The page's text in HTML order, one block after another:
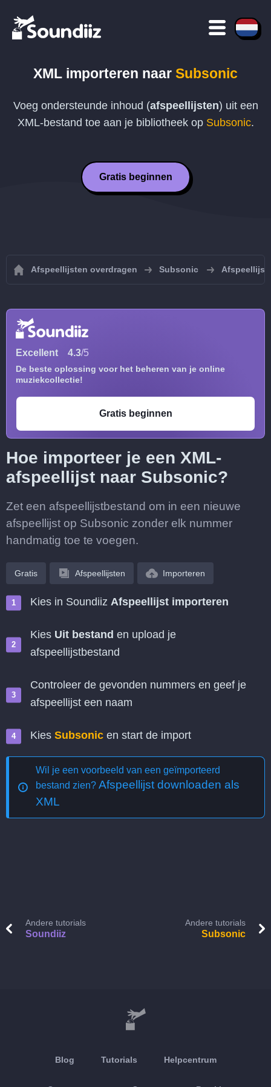
XML importeren naar Subsonic
Voeg ondersteunde inhoud (afspeellijsten) uit een
XML-bestand toe aan je bibliotheek op Subsonic.
Gratis beginnen
Afspeellijsten overdragen Subsonic
Excellent 4.3/5
De beste oplossing voor het beheren van je online
muziekcollectie!
Gratis beginnen
Hoe importeer je een XML-
afspeellijst naar Subsonic?
Zet een afspeellijstbestand om in een nieuwe
afspeellijst op Subsonic zonder elk nummer
handmatig toe te voegen.
Gratis Afspeellijsten Importeren
Kies in Soundiiz Afspeellijst importeren
Kies Uit bestand en upload je
afspeellijstbestand
Controleer de gevonden nummers en geef je
afspeellijst een naam
Kies Subsonic en start de import
Wil je een voorbeeld van een geïmporteerd
bestand zien? Afspeellijst downloaden als
XML
Andere tutorials
Soundiiz
Andere tutorials
Subsonic
Blog Tutorials Helpcentrum